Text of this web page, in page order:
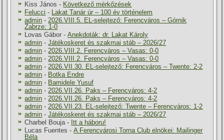
Kiss János - Következő mérkőzések
Felucci - Lakat Tanár úr – 100 év történelem
admin -2026.VIII.5. EL-selejtező: Ferencváros – Górnik
Zabrze: 1-0
Lovas Gábor -Anekdoták: dr. Lakat Károly
admin -Játékoskeret és szakmai stáb – 2026/27
admin -2026.VIII.2. Ferencváros – Vasas: 0-0
admin -2026.VIII.2. Ferencváros – Vasas: 0-0
admin -2026.VII.30. EL-selejtező: Ferencváros – Twente: 2-2
admin - Botka Endre
admin - Bamidele Yusuf
admin -2026.VII.26. Paks – Ferencváros: 4-2
admin -2026.VII.26. Paks – Ferencváros: 4-2
admin -2026.VII.23. EL-selejtező: Twente – Ferencváros: 1-2
admin -Játékoskeret és szakmai stáb – 2026/27
Charbel Bouja- Itt a háboru!
Lucas Fuentes -A Ferencvárosi Torna Club elnökei: Mailinger
Béla